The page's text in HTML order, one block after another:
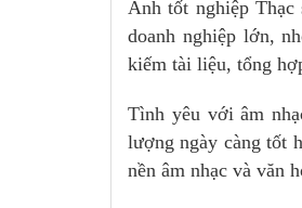
Anh tốt nghiệp
doanh nghiệp lớn,
kiếm tài liệu, tổng
Tình yêu với âm
lượng ngày càng tốt
nền âm nhạc và văn